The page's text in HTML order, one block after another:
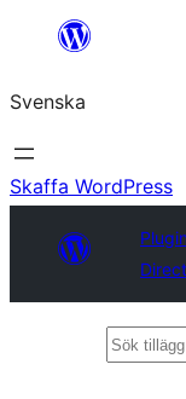
Hoppa
innehåll
Svenska
Skaffa WordPress
Plugin
Sök